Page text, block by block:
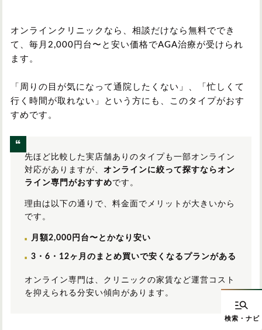
オンラインクリニックなら、相談だけなら無料ででき
て、毎月2,000円台〜と安い価格でAGA治療が受けられ
ます。
「周りの目が気になって通院したくない」、「忙しくて
行く時間が取れない」という方にも、このタイプがおす
すめです。
先ほど比較した実店舗ありのタイプも一部オンライン
対応がありますが、 オンラインに絞って探すならオン
ライン専門がおすすめです。
理由は以下の通りで、料金面でメリットが大きいから
です。
月額2,000円台〜とかなり安い
3・6・12ヶ月のまとめ買いで安くなるプランがある
オンライン専門は、クリニックの家賃など運営コスト
を抑えられる分安い傾向があります。